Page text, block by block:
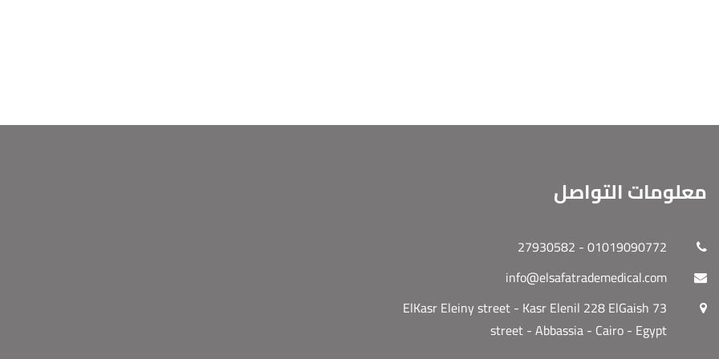
معلومات التواصل
01019090772 - 27930582
info@elsafatrademedical.com
73 ElKasr Eleiny street - Kasr Elenil 228 ElGaish
street - Abbassia - Cairo - Egypt